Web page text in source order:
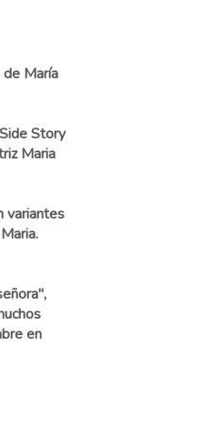
María
Story
Maria
variantes
en